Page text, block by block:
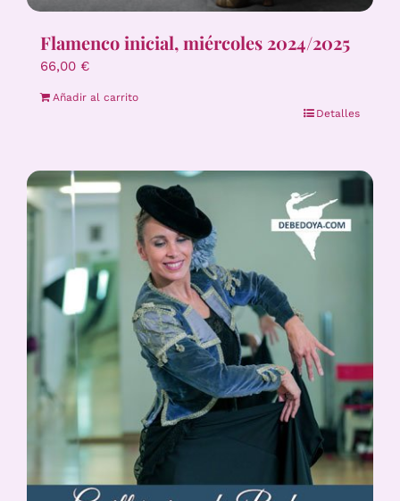
Flamenco inicial, miércoles 2024/2025
66,00 €
Añadir al carrito
Detalles